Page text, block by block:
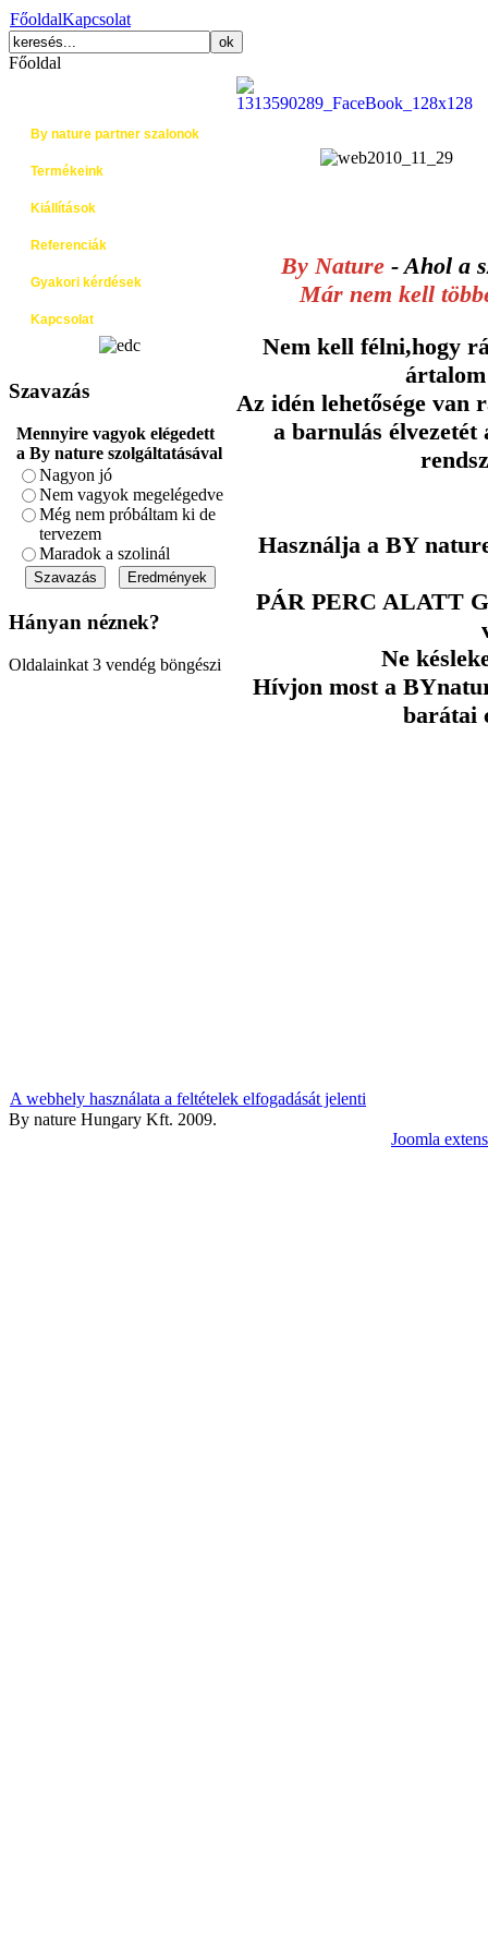
FőoldalKapcsolat
Főoldal
By nature partner szalonok
Termékeink
Kiállítások
Referenciák
Gyakori kérdések
Kapcsolat
Szavazás
Mennyire vagyok elégedett
a By nature szolgáltatásával
Nagyon jó
Nem vagyok megelégedve
Még nem próbáltam ki de
tervezem
Maradok a szolinál
Hányan néznek?
Oldalainkat 3 vendég böngészi
By Nature- Ahol a
Már nem kell
Nem kell félni,hogy
Az idén lehetősége van
a barnulás
Használja a BY
PÁR PERC ALATT
Ne
Hívjon most a
barátai
A webhely használata a feltételek elfogadását jelenti
By nature Hungary Kft. 2009.
Joomla